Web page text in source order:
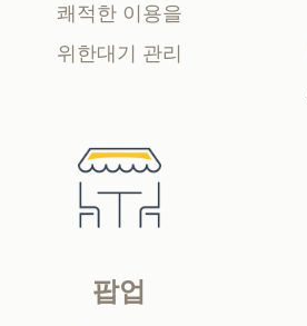
쾌적한 이용을
위한대기 관리
팝업